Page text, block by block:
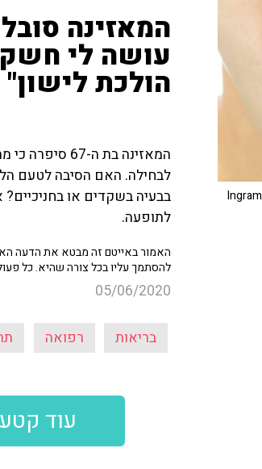
המאזינה
עושה לי חשק
הולכת לישון"
המאזינה בת
לבחילה. האם הסיבה לטעם
בבעיה בשקדים או
לתופעה.
האמור באייטם זה מבטא את הדעה
להסתמך עליו בכל צורה שהיא. כל
05/06/2020
בריאות רפואה
| צילום אילוסטרציה: Ingram
עוד